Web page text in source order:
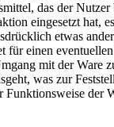
das der Nutzer
eingesetzt hat,
etwas
für einen
mit der Ware
was zur
Funktionsweise der